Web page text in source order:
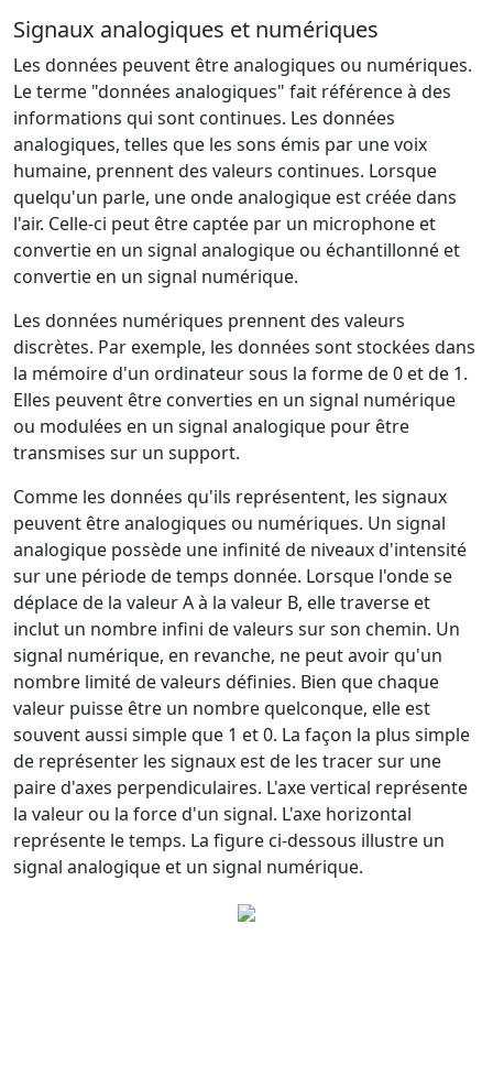
Signaux analogiques et numériques
Les données peuvent être analogiques ou numériques.
Le terme "données analogiques" fait référence à des
informations qui sont continues. Les données
analogiques, telles que les sons émis par une voix
humaine, prennent des valeurs continues. Lorsque
quelqu'un parle, une onde analogique est créée dans
l'air. Celle-ci peut être captée par un microphone et
convertie en un signal analogique ou échantillonné et
convertie en un signal numérique.
Les données numériques prennent des valeurs
discrètes. Par exemple, les données sont stockées dans
la mémoire d'un ordinateur sous la forme de 0 et de 1.
Elles peuvent être converties en un signal numérique
ou modulées en un signal analogique pour être
transmises sur un support.
Comme les données qu'ils représentent, les signaux
peuvent être analogiques ou numériques. Un signal
analogique possède une infinité de niveaux d'intensité
sur une période de temps donnée. Lorsque l'onde se
déplace de la valeur A à la valeur B, elle traverse et
inclut un nombre infini de valeurs sur son chemin. Un
signal numérique, en revanche, ne peut avoir qu'un
nombre limité de valeurs définies. Bien que chaque
valeur puisse être un nombre quelconque, elle est
souvent aussi simple que 1 et 0. La façon la plus simple
de représenter les signaux est de les tracer sur une
paire d'axes perpendiculaires. L'axe vertical représente
la valeur ou la force d'un signal. L'axe horizontal
représente le temps. La figure ci-dessous illustre un
signal analogique et un signal numérique.